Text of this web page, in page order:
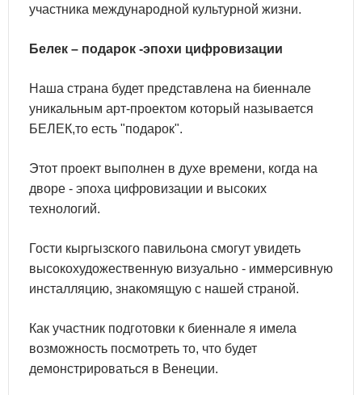
участника международной культурной жизни.
Белек – подарок -эпохи цифровизации
Наша страна будет представлена на биеннале
уникальным арт-проектом который называется
БЕЛЕК,то есть "подарок".
Этот проект выполнен в духе времени, когда на
дворе - эпоха цифровизации и высоких
технологий.
Гости кыргызского павильона смогут увидеть
высокохудожественную визуально - иммерсивную
инсталляцию, знакомящую с нашей страной.
Как участник подготовки к биеннале я имела
возможность посмотреть то, что будет
демонстрироваться в Венеции.